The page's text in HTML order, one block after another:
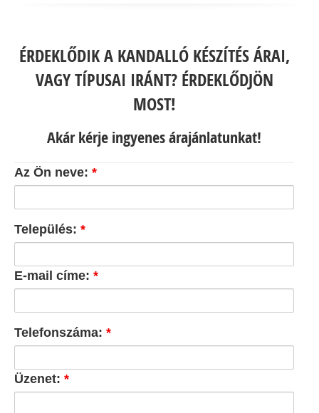
ÉRDEKLŐDIK A KANDALLÓ KÉSZÍTÉS ÁRAI,
VAGY TÍPUSAI IRÁNT? ÉRDEKLŐDJÖN
MOST!
Akár kérje ingyenes árajánlatunkat!
Az Ön neve: *
Település: *
E-mail címe: *
Telefonszáma: *
Üzenet: *